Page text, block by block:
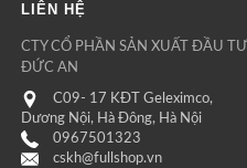
LIÊN HỆ
CTY CỔ PHẦN SẢN XUẤT ĐẦU TƯ
ĐỨC AN
C09- 17 KĐT Geleximco,
Dương Nội, Hà Đông, Hà Nội
0967501323
cskh@fullshop.vn